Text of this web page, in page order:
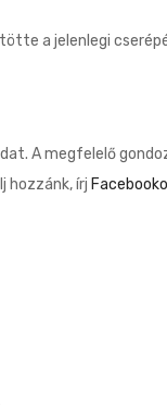
a jelenlegi
A megfelelő
hozzánk, írj